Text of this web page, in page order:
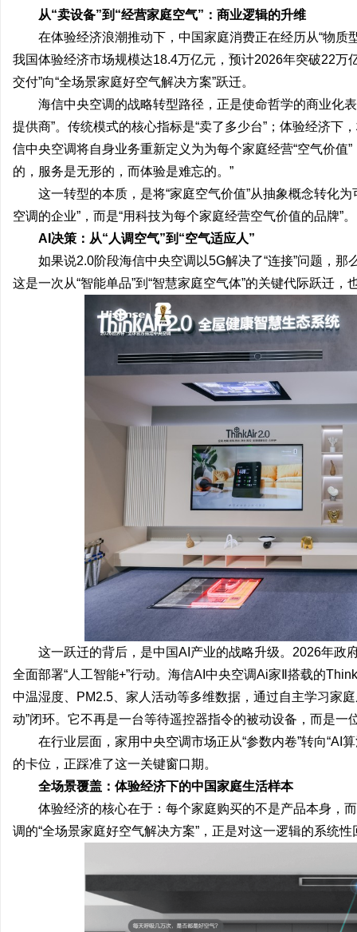
从“卖设备”到“经营家庭空气”：商业逻辑的升维
在体验经济浪潮推动下，中国家庭消费正在经历从“物质
我国体验经济市场规模达18.4万亿元，预计2026年突破22万
交付”向“全场景家庭好空气解决方案”跃迁。
海信中央空调的战略转型路径，正是使命哲学的商业化
提供商”。传统模式的核心指标是“卖了多少台”；体验经济下
信中央空调将自身业务重新定义为为每个家庭经营“空气价值
的，服务是无形的，而体验是难忘的。”
这一转型的本质，是将“家庭空气价值”从抽象概念转化
空调的企业”，而是“用科技为每个家庭经营空气价值的品牌”。
AI决策：从“人调空气”到“空气适应人”
如果说2.0阶段海信中央空调以5G解决了“连接”问题，
这是一次从“智能单品”到“智慧家庭空气体”的关键代际跃迁
这一跃迁的背后，是中国AI产业的战略升级。2026年政
全面部署“人工智能+”行动。海信AI中央空调Ai家Ⅱ搭载的
中温湿度、PM2.5、家人活动等多维数据，通过自主学习
动”闭环。它不再是一台等待遥控器指令的被动设备，而是一
在行业层面，家用中央空调市场正从“参数内卷”转向“AI
的卡位，正踩准了这一关键窗口期。
全场景覆盖：体验经济下的中国家庭生活样本
体验经济的核心在于：每个家庭购买的不是产品本身，
调的“全场景家庭好空气解决方案”，正是对这一逻辑的系统性